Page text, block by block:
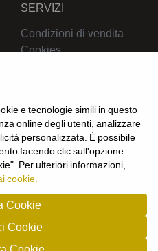
SERVIZI
Condizioni di vendita
Cookies
UTENTE
Login
Registrati
e tecnologie simili in questo
online degli utenti, analizzare
personalizzata. È possibile
facendo clic sull'opzione
Per ulteriori informazioni,
cookie.
Cookie
Cookie